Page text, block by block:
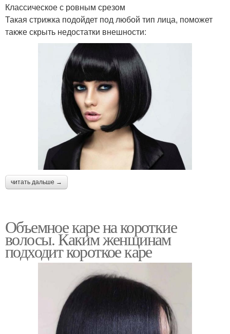
Классическое с ровным срезом
Такая стрижка подойдет под любой тип лица, поможет
также скрыть недостатки внешности:
читать дальше →
Объемное каре на короткие
волосы. Каким женщинам
подходит короткое каре